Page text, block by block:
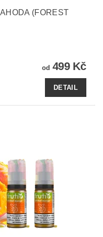
(FOREST
od 499 Kč
DETAIL